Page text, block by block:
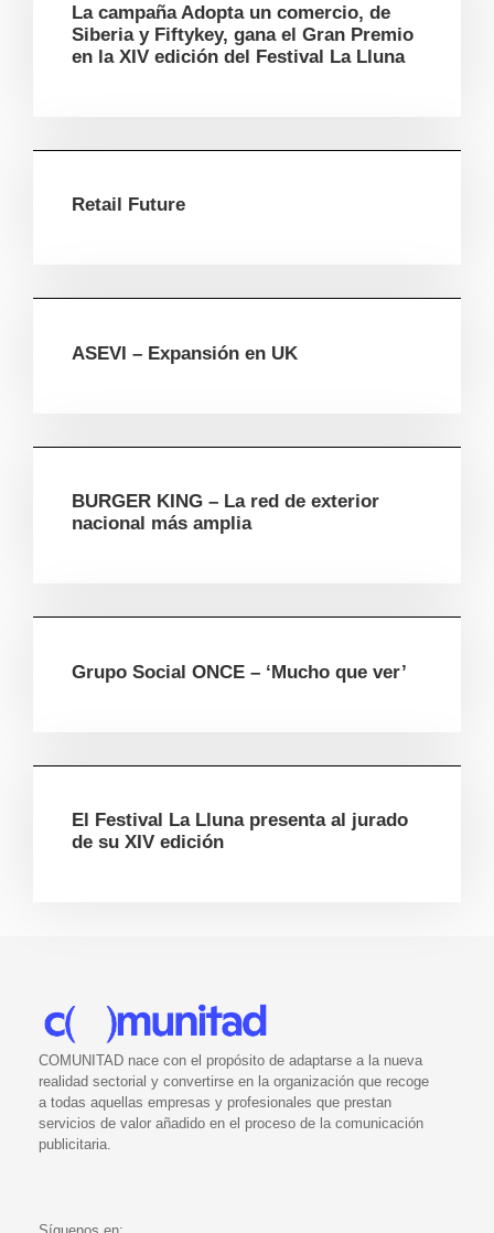
La campaña Adopta un comercio, de
Siberia y Fiftykey, gana el Gran Premio
en la XIV edición del Festival La Lluna
Retail Future
ASEVI – Expansión en UK
BURGER KING – La red de exterior
nacional más amplia
Grupo Social ONCE – ‘Mucho que ver’
El Festival La Lluna presenta al jurado
de su XIV edición
COMUNITAD nace con el propósito de adaptarse a la nueva
realidad sectorial y convertirse en la organización que recoge
a todas aquellas empresas y profesionales que prestan
servicios de valor añadido en el proceso de la comunicación
publicitaria.